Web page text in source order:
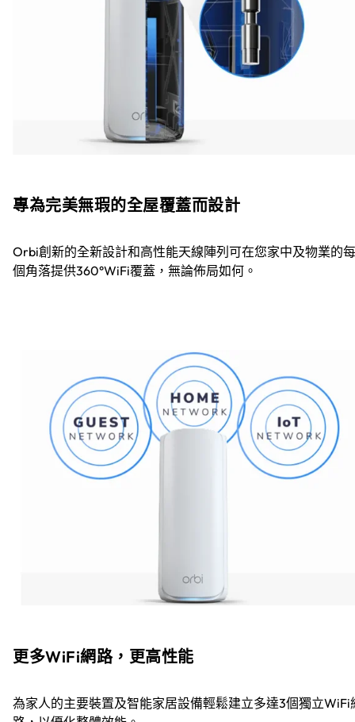
專為完美無瑕的全屋覆蓋而設計
Orbi創新的全新設計和高性能天線陣列可在您家中及物業的每
個角落提供360°WiFi覆蓋，無論佈局如何。
更多WiFi網路，更高性能
為家人的主要裝置及智能家居設備輕鬆建立多達3個獨立WiFi